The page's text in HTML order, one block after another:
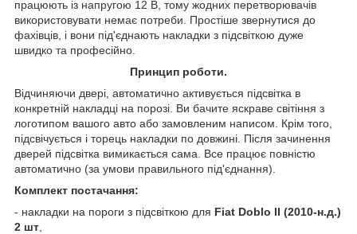
працюють із напругою 12 В, тому жодних перетворювачів
використовувати немає потреби. Простіше звернутися до
фахівців, і вони під'єднають накладки з підсвіткою дуже
швидко та професійно.
Принцип роботи.
Відчиняючи двері, автоматично активується підсвітка в
конкретній накладці на порозі. Ви бачите яскраве світіння з
логотипом вашого авто або замовленим написом. Крім того,
підсвічується і торець накладки по довжині. Після зачинення
дверей підсвітка вимикається сама. Все працює повністю
автоматично (за умови правильного під'єднання).
Комплект постачання:
- накладки на пороги з підсвіткою для Fiat Doblo II (2010-н.д.)
2 шт